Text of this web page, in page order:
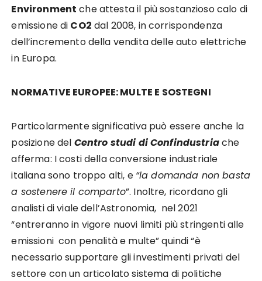
Environment che attesta il più sostanzioso calo di
emissione di CO2 dal 2008, in corrispondenza
dell’incremento della vendita delle auto elettriche
in Europa.
NORMATIVE EUROPEE: MULTE E SOSTEGNI
Particolarmente significativa può essere anche la
posizione del Centro studi di Confindustriache
afferma: I costi della conversione industriale
italiana sono troppo alti, e “la domanda non basta
a sostenere il comparto”. Inoltre, ricordano gli
analisti di viale dell’Astronomia, nel 2021
“entreranno in vigore nuovi limiti più stringenti alle
emissioni con penalità e multe” quindi “è
necessario supportare gli investimenti privati del
settore con un articolato sistema di politiche